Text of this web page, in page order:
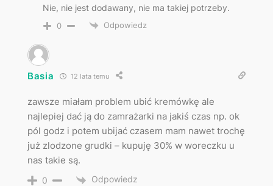
Nie, nie jest dodawany, nie ma takiej potrzeby.
0 Odpowiedz
Basia 12 lata temu
zawsze miałam problem ubić kremówkę ale
najlepiej dać ją do zamrażarki na jakiś czas np. ok
pól godz i potem ubijać czasem mam nawet trochę
już zlodzone grudki – kupuję 30% w woreczku u
nas takie są.
0 Odpowiedz